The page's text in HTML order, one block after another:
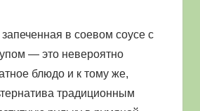
в соевом соусе с
— это невероятно
блюдо и к тому же,
традиционным